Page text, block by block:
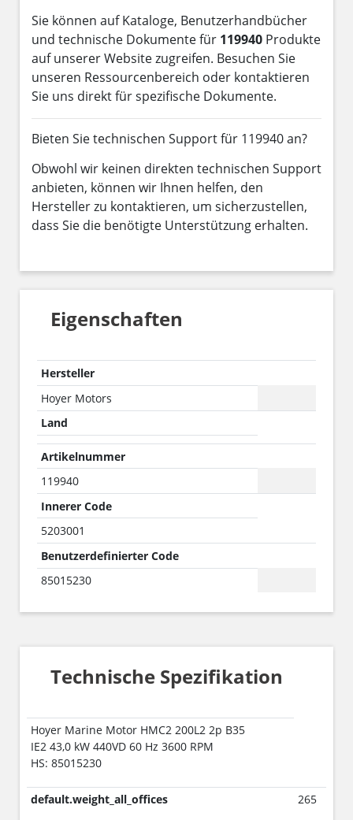
Sie können auf Kataloge, Benutzerhandbücher
und technische Dokumente für 119940 Produkte
auf unserer Website zugreifen. Besuchen Sie
unseren Ressourcenbereich oder kontaktieren
Sie uns direkt für spezifische Dokumente.
Bieten Sie technischen Support für 119940 an?
Obwohl wir keinen direkten technischen Support
anbieten, können wir Ihnen helfen, den
Hersteller zu kontaktieren, um sicherzustellen,
dass Sie die benötigte Unterstützung erhalten.
Eigenschaften
Hersteller
Hoyer Motors
Land
Artikelnummer
119940
Innerer Code
5203001
Benutzerdefinierter Code
85015230
Technische Spezifikation
Hoyer Marine Motor HMC2 200L2 2p B35
IE2 43,0 kW 440VD 60 Hz 3600 RPM
HS: 85015230
default.weight_all_offices 265